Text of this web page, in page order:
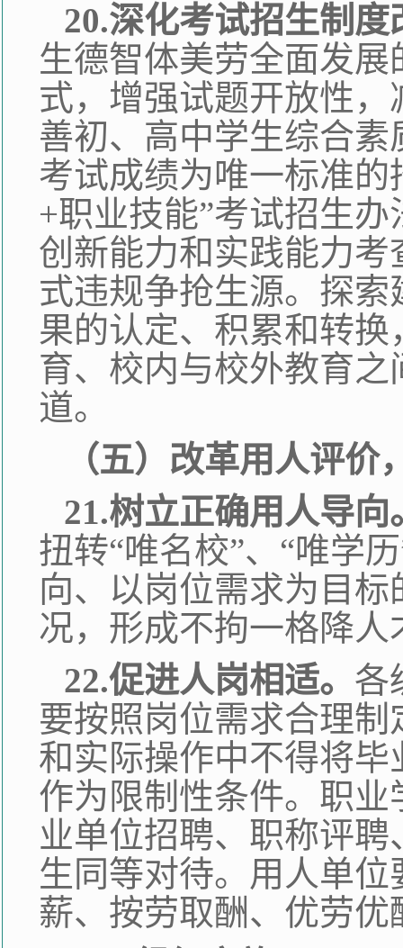
20.深化考试招生制度
生德智体美劳全面发
式，增强试题开放性
善初、高中学生综合
考试成绩为唯一标准
+职业技能”考试招生
创新能力和实践能力
式违规争抢生源。探
果的认定、积累和转
育、校内与校外教育
道。
（五）改革用人评
21.树立正确用人导向
扭转“唯名校”、“唯学
向、以岗位需求为目
况，形成不拘一格降
22.促进人岗相适。 各
要按照岗位需求合理
和实际操作中不得将
作为限制性条件。职
业单位招聘、职称评
生同等对待。用人单
薪、按劳取酬、优劳